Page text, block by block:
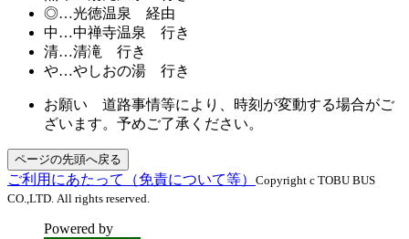
◎…光徳温泉 経由
中…中禅寺温泉 行き
清…清滝 行き
や…やしおの湯 行き
お願い 道路事情等により、時刻が変動する場合がご
ざいます。予めご了承ください。
ページの先頭へ戻る
ご利用にあたって（免責について等） Copyright c TOBU BUS
CO.,LTD. All rights reserved.
Powered by